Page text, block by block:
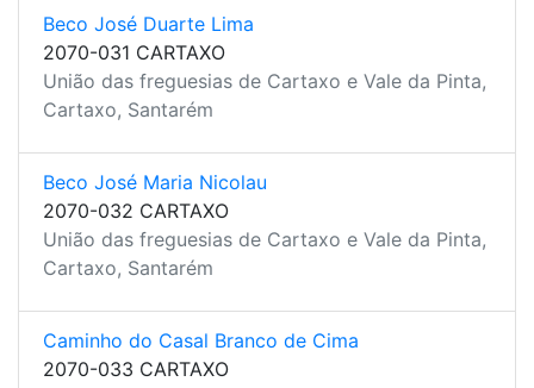
Beco José Duarte Lima
2070-031 CARTAXO
União das freguesias de Cartaxo e Vale da Pinta,
Cartaxo, Santarém
Beco José Maria Nicolau
2070-032 CARTAXO
União das freguesias de Cartaxo e Vale da Pinta,
Cartaxo, Santarém
Caminho do Casal Branco de Cima
2070-033 CARTAXO